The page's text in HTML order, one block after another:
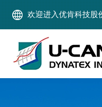
欢迎进入优肯科技股